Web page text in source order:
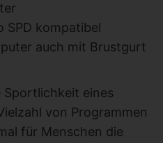
SPD kompatibel
auch mit Brustgurt
Sportlichkeit eines
von Programmen
für Menschen die